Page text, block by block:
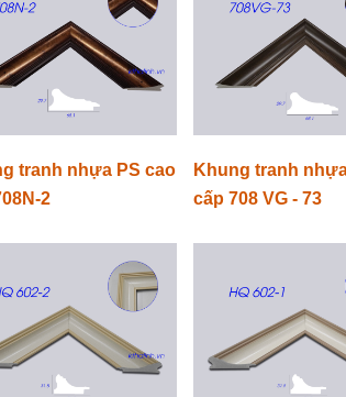
tranh nhựa PS cao
2
Khung tranh
cấp 708 VG - 73